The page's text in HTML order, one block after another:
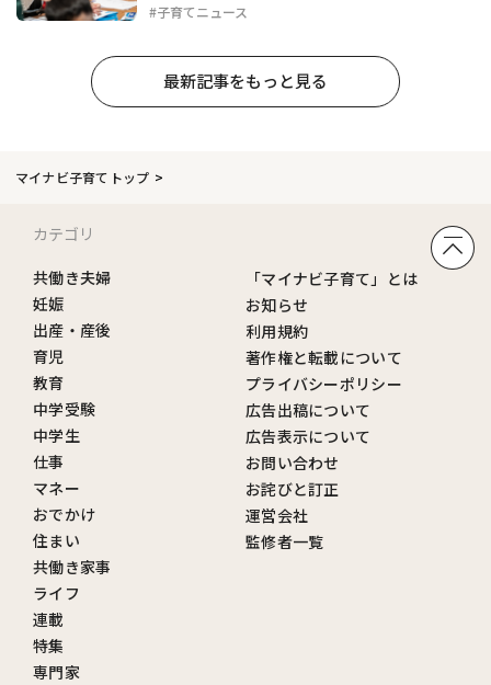
#子育てニュース
最新記事をもっと見る
マイナビ子育てトップ
カテゴリ
共働き夫婦
妊娠
出産・産後
育児
教育
中学受験
中学生
仕事
マネー
おでかけ
住まい
共働き家事
ライフ
連載
特集
専門家
「マイナビ子育て」とは
お知らせ
利用規約
著作権と転載について
プライバシーポリシー
広告出稿について
広告表示について
お問い合わせ
お詫びと訂正
運営会社
監修者一覧